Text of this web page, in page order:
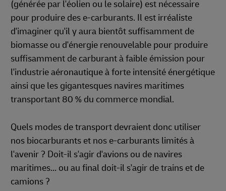
(générée par l'éolien ou le solaire) est nécessaire
pour produire des e-carburants. Il est irréaliste
d'imaginer qu'il y aura bientôt suffisamment de
biomasse ou d'énergie renouvelable pour produire
suffisamment de carburant à faible émission pour
l'industrie aéronautique à forte intensité énergétique
ainsi que les gigantesques navires maritimes
transportant 80 % du commerce mondial.
Quels modes de transport devraient donc utiliser
nos biocarburants et nos e-carburants limités à
l'avenir ? Doit-il s'agir d'avions ou de navires
maritimes... ou au final doit-il s'agir de trains et de
camions ?